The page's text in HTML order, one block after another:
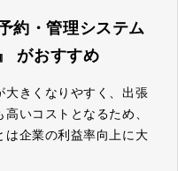
約・管理システム
がおすすめ
大きくなりやすく、出張
いコストとなるため、
は企業の利益率向上に大